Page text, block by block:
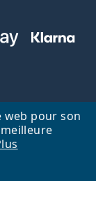
web pour son
Nederlands